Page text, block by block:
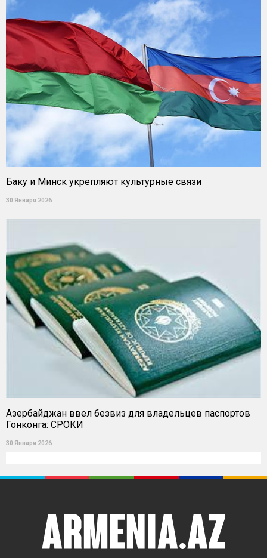
Баку и Минск укрепляют культурные связи
30 Января 2026
Азербайджан ввел безвиз для владельцев паспортов
Гонконга: СРОКИ
30 Января 2026